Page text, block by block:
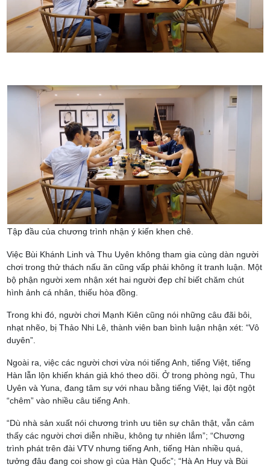
Tập đầu của chương trình nhận ý kiến khen chê.
Việc Bùi Khánh Linh và Thu Uyên không tham gia cùng dàn người
chơi trong thử thách nấu ăn cũng vấp phải không ít tranh luận. Một
bộ phận người xem nhận xét hai người đẹp chỉ biết chăm chút
hình ảnh cá nhân, thiếu hòa đồng.
Trong khi đó, người chơi Mạnh Kiên cũng nói những câu đãi bôi,
nhạt nhẽo, bị Thảo Nhi Lê, thành viên ban bình luận nhận xét: “Vô
duyên”.
Ngoài ra, việc các người chơi vừa nói tiếng Anh, tiếng Việt, tiếng
Hàn lẫn lộn khiến khán giả khó theo dõi. Ở trong phòng ngủ, Thu
Uyên và Yuna, đang tâm sự với nhau bằng tiếng Việt, lại đột ngột
“chêm” vào nhiều câu tiếng Anh.
“Dù nhà sản xuất nói chương trình ưu tiên sự chân thật, vẫn cảm
thấy các người chơi diễn nhiều, không tự nhiên lắm”; “Chương
trình phát trên đài VTV nhưng tiếng Anh, tiếng Hàn nhiều quá,
tưởng đâu đang coi show gì của Hàn Quốc”; “Hà An Huy và Bùi